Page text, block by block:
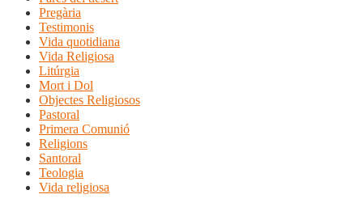
Pregària
Testimonis
Vida quotidiana
Vida Religiosa
Litúrgia
Mort i Dol
Objectes Religiosos
Pastoral
Primera Comunió
Religions
Santoral
Teologia
Vida religiosa